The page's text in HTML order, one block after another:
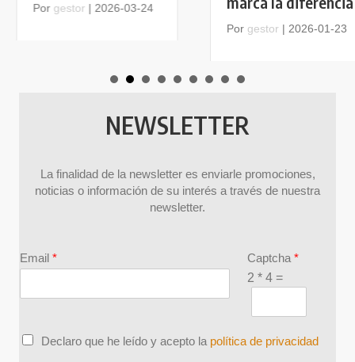
Porgestor |2026-03-24
Porgestor |2026-01-23
NEWSLETTER
La finalidad de la newsletter es enviarle promociones,
noticias o información de su interés a través de nuestra
newsletter.
Email * Captcha *
2 * 4 =
C
Declaro que he leído y acepto la política de privacidad